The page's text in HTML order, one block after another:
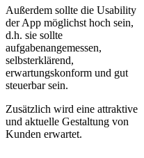
Außerdem sollte die Usability
der App möglichst hoch sein,
d.h. sie sollte
aufgabenangemessen,
selbsterklärend,
erwartungskonform und gut
steuerbar sein.
Zusätzlich wird eine attraktive
und aktuelle Gestaltung von
Kunden erwartet.